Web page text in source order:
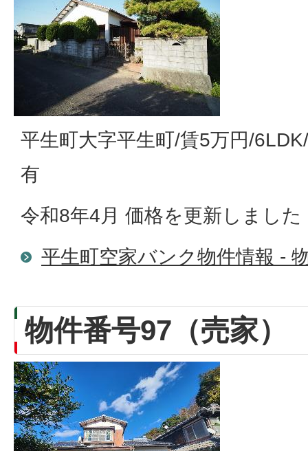
平生町大字平生町/賃5万円/
有
令和8年4月 価格を更新しました
平生町空家バンク物件情報 -
物件番号97（売家）